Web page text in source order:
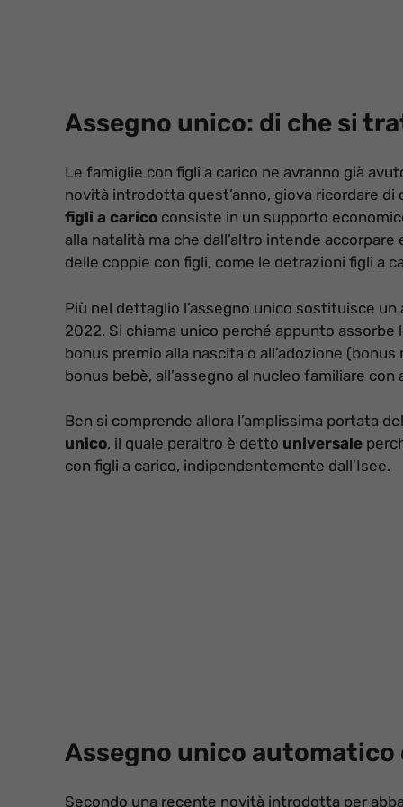
Assegno unico: di che si
Le famiglie con figli a carico ne avranno già
novità introdotta quest’anno, giova ricordare di
figli a carico consiste in un supporto
alla natalità ma che dall’altro intende
delle coppie con figli, come le detrazioni figli a
Più nel dettaglio l’assegno unico sostituisce
2022. Si chiama unico perché appunto
bonus premio alla nascita o all’adozione
bonus bebè, all’assegno al nucleo familiare
Ben si comprende allora l’amplissima portata
unico, il quale peraltro è detto universale
con figli a carico, indipendentemente dall’Isee.
Assegno unico
Secondo una recente novità introdotta per